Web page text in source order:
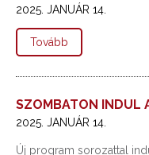
2025. JANUÁR 14.
Tovább
SZOMBATON INDUL
2025. JANUÁR 14.
Új program sorozattal